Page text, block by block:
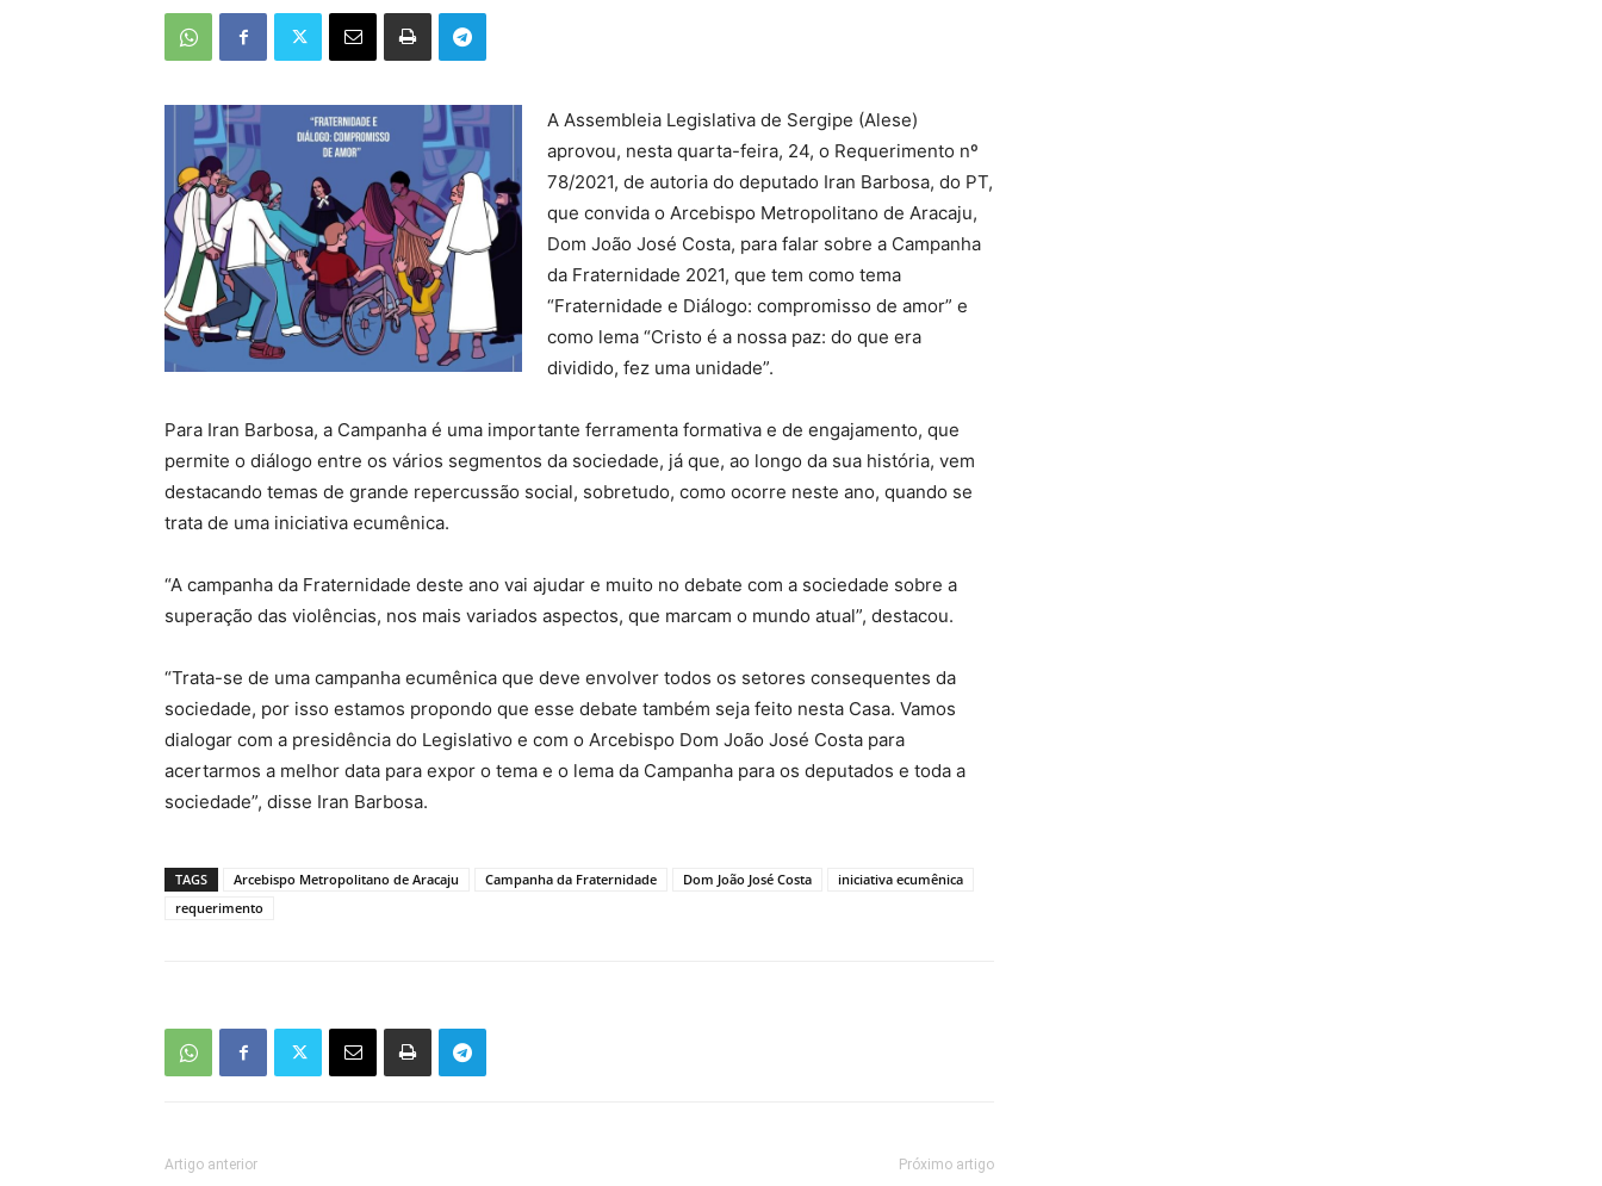
A Assembleia Legislativa de Sergipe (Alese)
aprovou, nesta quarta-feira, 24, o Requerimento nº
78/2021, de autoria do deputado Iran Barbosa, do PT,
que convida o Arcebispo Metropolitano de Aracaju,
Dom João José Costa, para falar sobre a Campanha
da Fraternidade 2021, que tem como tema
“Fraternidade e Diálogo: compromisso de amor” e
como lema “Cristo é a nossa paz: do que era
dividido, fez uma unidade”.
Para Iran Barbosa, a Campanha é uma importante ferramenta formativa e de engajamento, que
permite o diálogo entre os vários segmentos da sociedade, já que, ao longo da sua história, vem
destacando temas de grande repercussão social, sobretudo, como ocorre neste ano, quando se
trata de uma iniciativa ecumênica.
“A campanha da Fraternidade deste ano vai ajudar e muito no debate com a sociedade sobre a
superação das violências, nos mais variados aspectos, que marcam o mundo atual”, destacou.
“Trata-se de uma campanha ecumênica que deve envolver todos os setores consequentes da
sociedade, por isso estamos propondo que esse debate também seja feito nesta Casa. Vamos
dialogar com a presidência do Legislativo e com o Arcebispo Dom João José Costa para
acertarmos a melhor data para expor o tema e o lema da Campanha para os deputados e toda a
sociedade”, disse Iran Barbosa.
TAGS Arcebispo Metropolitano de Aracaju Campanha da Fraternidade Dom João José Costa
iniciativa ecumênica
requerimento
Artigo anterior Próximo artigo